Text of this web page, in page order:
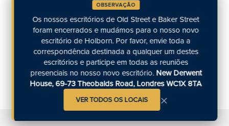
OBSERVAÇÃO
Os nossos escritórios de Old Street e Baker Street
foram encerrados e mudámos para o nosso novo
escritório de Holborn. Por favor, envie toda a
correspondência destinada a qualquer um destes
escritórios e participe em todas as reuniões
presenciais no nosso novo escritório.New Derwent
House, 69-73 Theobalds Road, Londres WC1X 8TA
VER TODOS OS LOCAIS ×